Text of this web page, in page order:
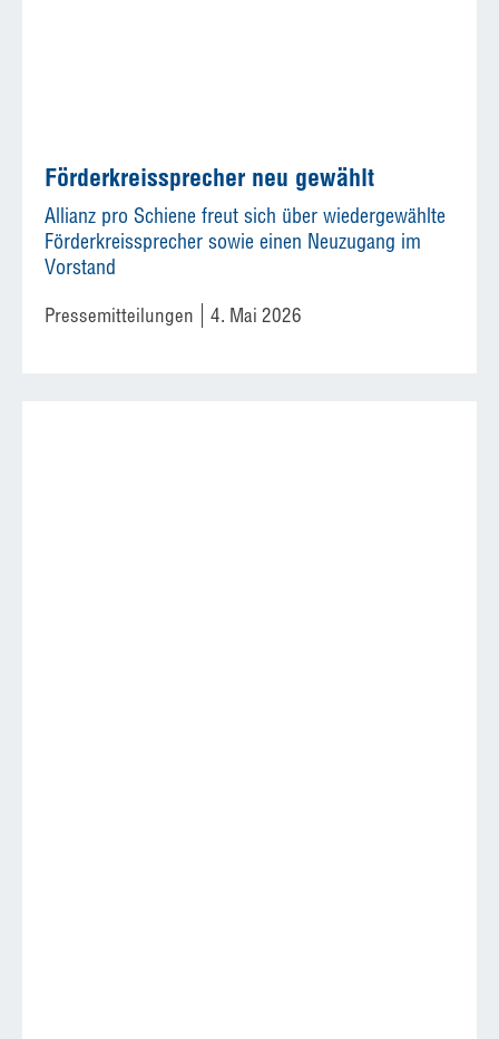
Förderkreissprecher neu gewählt
Allianz pro Schiene freut sich über wiedergewählte
Förderkreissprecher sowie einen Neuzugang im
Vorstand
Pressemitteilungen 4. Mai 2026